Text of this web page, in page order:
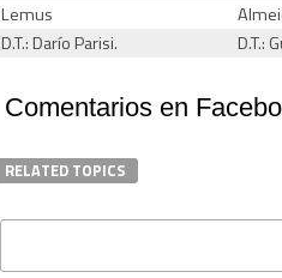
Lemus
D.T.: Darío Parisi.
D.T.:
Comentarios en
RELATED TOPICS